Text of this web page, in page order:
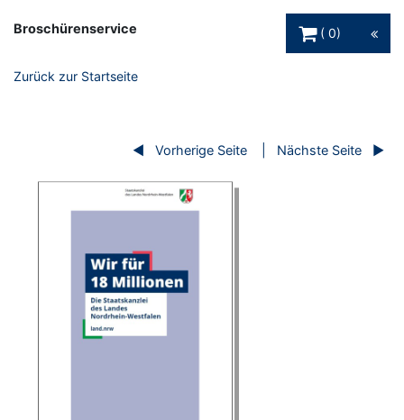
Broschürenservice
0
Zurück zur Startseite
Vorherige Seite Nächste Seite